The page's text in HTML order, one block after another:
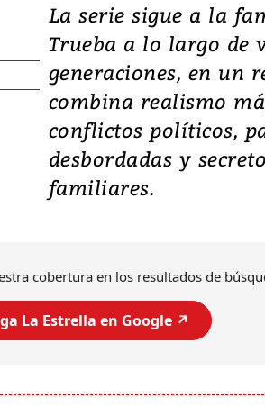
La serie sigue a la
Trueba a lo largo de
generaciones, en un
combina realismo
conflictos políticos,
desbordadas y
familiares.
cobertura en los resultados de
La Estrella en Google ↗️